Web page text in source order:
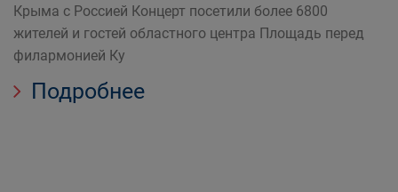
Крыма с Россией Концерт посетили более 6800
жителей и гостей областного центра Площадь перед
филармонией Ку
Подробнее